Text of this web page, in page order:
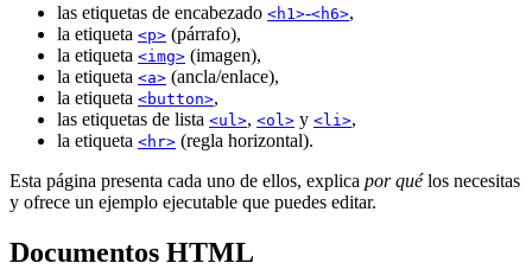
las etiquetas de encabezado <h1>-<h6>,
la etiqueta <p> (párrafo),
la etiqueta <img> (imagen),
la etiqueta <a> (ancla/enlace),
la etiqueta <button>,
las etiquetas de lista <ul>, <ol> y <li>,
la etiqueta <hr> (regla horizontal).
Esta página presenta cada uno de ellos, explica por quélos necesitas
y ofrece un ejemplo ejecutable que puedes editar.
Documentos HTML